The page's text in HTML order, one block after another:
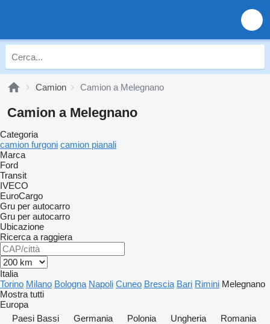
Camion Camion a Melegnano
Camion a Melegnano
Categoria
camion furgoni camion pianali
Marca
Ford
Transit
IVECO
EuroCargo
Gru per autocarro
Gru per autocarro
Ubicazione
Ricerca a raggiera
Italia
Torino Milano Bologna Napoli Cuneo Brescia Bari Rimini Melegnano
Mostra tutti
Europa
Paesi Bassi
Germania Polonia Ungheria
Romania